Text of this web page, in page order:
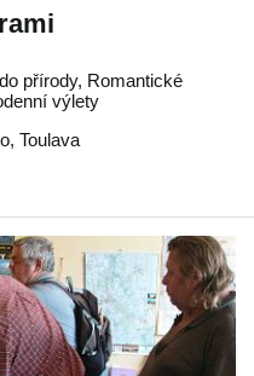
přírody, Romantické
výlety
, Toulava